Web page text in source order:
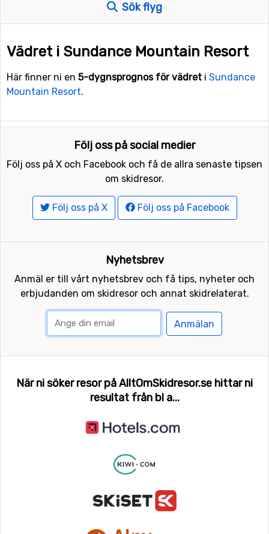
Sök flyg
Vädret i Sundance Mountain Resort
Här finner ni en 5-dygnsprognos för vädret i Sundance
Mountain Resort.
Följ oss på social medier
Följ oss på X och Facebook och få de allra senaste tipsen
om skidresor.
Följ oss på X Följ oss på Facebook
Nyhetsbrev
Anmäl er till vårt nyhetsbrev och få tips, nyheter och
erbjudanden om skidresor och annat skidrelaterat.
Anmälan
När ni söker resor på AlltOmSkidresor.se hittar ni
resultat från bl a...